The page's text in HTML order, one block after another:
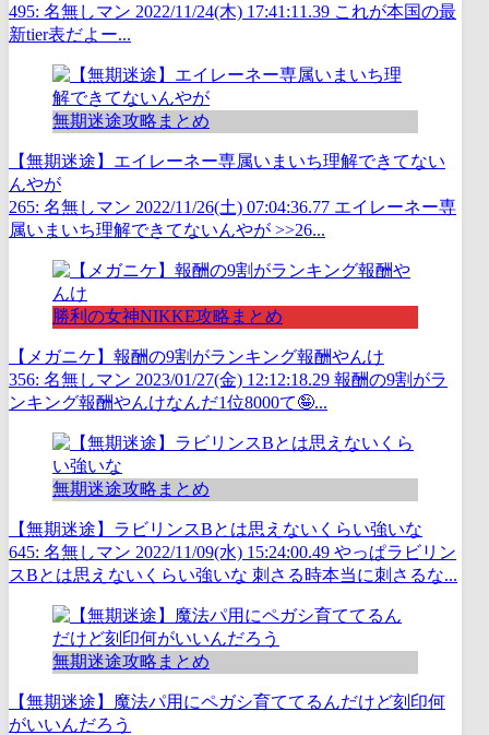
495: 名無しマン 2022/11/24(木) 17:41:11.39 これが本国の最
新tier表だよー...
無期迷途攻略まとめ
【無期迷途】エイレーネー専属いまいち理解できてない
んやが
265: 名無しマン 2022/11/26(土) 07:04:36.77 エイレーネー専
属いまいち理解できてないんやが >>26...
勝利の女神NIKKE攻略まとめ
【メガニケ】報酬の9割がランキング報酬やんけ
356: 名無しマン 2023/01/27(金) 12:12:18.29 報酬の9割がラ
ンキング報酬やんけなんだ1位8000て🤪...
無期迷途攻略まとめ
【無期迷途】ラビリンスBとは思えないくらい強いな
645: 名無しマン 2022/11/09(水) 15:24:00.49 やっぱラビリン
スBとは思えないくらい強いな 刺さる時本当に刺さるな...
無期迷途攻略まとめ
【無期迷途】魔法パ用にペガシ育ててるんだけど刻印何
がいいんだろう